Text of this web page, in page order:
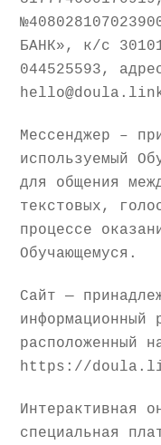
БАНК», к/с
044525593,
Мессенджер –
используемый
для общения
текстовых,
процессе
Обучающемуся.
Сайт —
информационный
расположенный
https://
Интерактивная
специальная